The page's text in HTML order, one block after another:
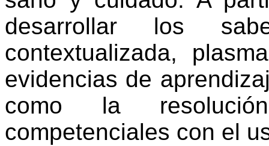
desarrollar los
contextualizada,
evidencias de
como la
competenciales con el